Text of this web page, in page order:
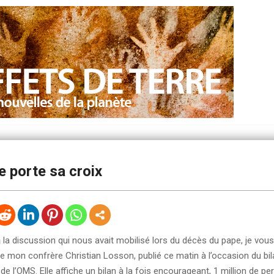
porte sa croix
la discussion qui nous avait mobilisé lors du décès du pape, je
mon confrère Christian Losson, publié ce matin à l’occasion du
de l’OMS. Elle affiche un bilan à la fois encourageant, 1 million de